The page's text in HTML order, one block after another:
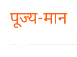
पूज्य-मान